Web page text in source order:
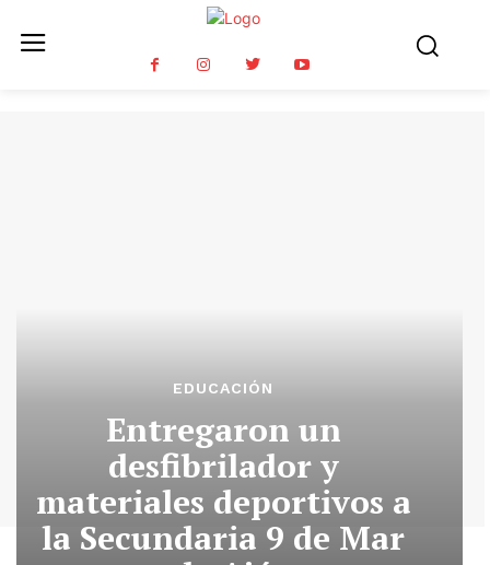
EDUCACIÓN
Entregaron un
desfibrilador y
materiales deportivos a
la Secundaria 9 de Mar